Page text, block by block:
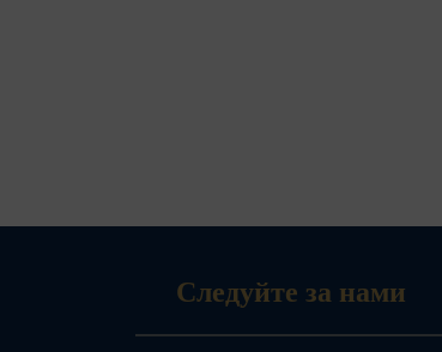
Следуйте за нами